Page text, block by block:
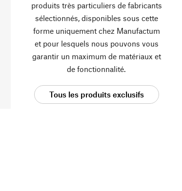
produits très particuliers de fabricants
sélectionnés, disponibles sous cette
forme uniquement chez Manufactum
et pour lesquels nous pouvons vous
garantir un maximum de matériaux et
de fonctionnalité.
Tous les produits exclusifs